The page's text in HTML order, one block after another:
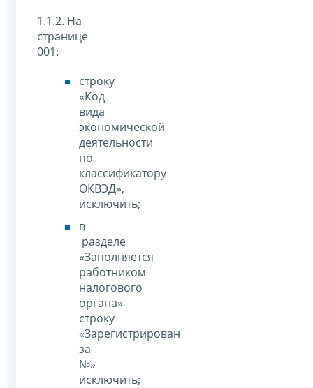
1.1.2. На
странице
001:
строку
«Код
вида
экономической
деятельности
по
классификатору
ОКВЭД»,
исключить;
в
разделе
«Заполняется
работником
налогового
органа»
строку
«Зарегистрирован
за
№»
исключить;